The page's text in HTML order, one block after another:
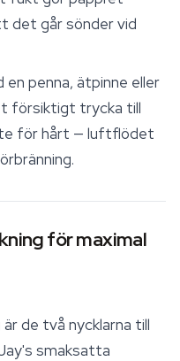
det går sönder vid
en penna, ätpinne eller
försiktigt trycka till
för hårt — luftflödet
för maximal
de två nycklarna till
smaksatta